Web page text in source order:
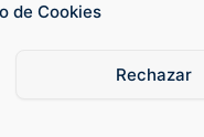
de Cookies
Rechazar